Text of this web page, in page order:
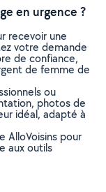
en urgence ?
recevoir une
votre demande
de confiance,
de femme de
ou
photos de
idéal, adapté à
AlloVoisins pour
aux outils